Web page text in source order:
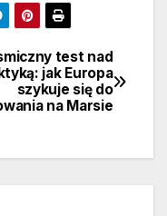
test nad
jak Europa
szykuje się do
na Marsie